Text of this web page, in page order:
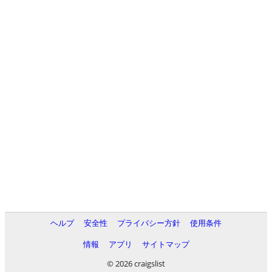
ヘルプ 安全性 プライバシー方針
使用条件
情報
アプリ
サイトマップ
© 2026 craigslist